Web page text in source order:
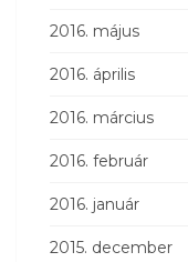
2016. május
2016. április
2016. március
2016. február
2016. január
2015. december